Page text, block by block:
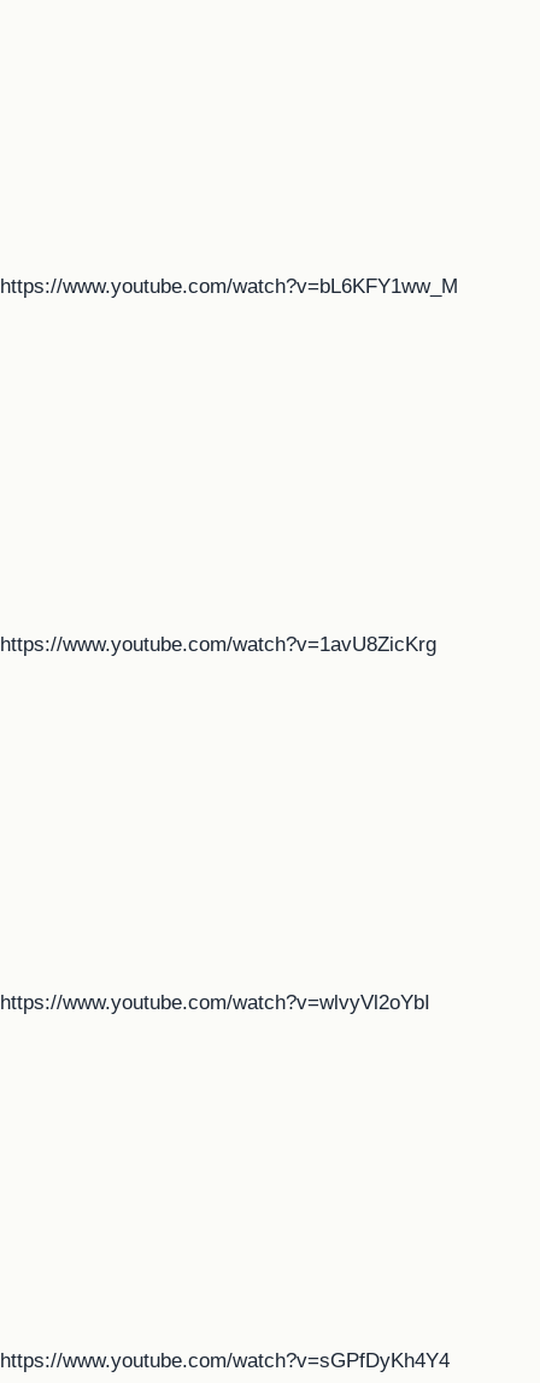
https://www.youtube.com/watch?v=bL6KFY1ww_M
https://www.youtube.com/watch?v=1avU8ZicKrg
https://www.youtube.com/watch?v=wlvyVl2oYbI
https://www.youtube.com/watch?v=sGPfDyKh4Y4